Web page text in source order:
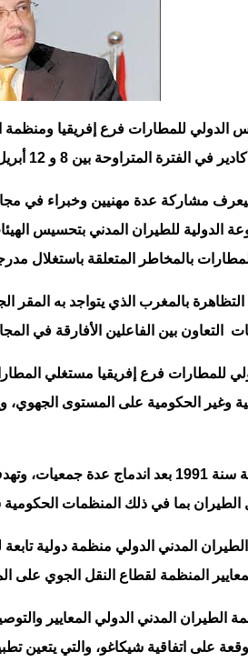
الدولي للمطارات فرع إفريقيا ومنظمة
بين 8 و 12 أبريل 2013 ندوة إقليمية حول سلامة المدرجات.
مشاركة عدة مهنيين وخبراء في
الدولية للطيران المدني بتحسيس
بالمخاطر المتعلقة باستغلال
بالمغرب الذي يتواجد به المقر
التعاون بين الفاعلين الأفارقة في
للمطارات فرع إفريقيا مستغلي
وغير الحكومية على المستوى
تأسست هذه الهيئة سنة 1991 بعد
الطيران بما في ذلك المنظمات
المدني الدولي منظمة دولية تابعة
المنظمة لقطاع النقل الجوي على
المدني الدولي المعايير
على اتفاقية شيكاغو، والتي يتعين